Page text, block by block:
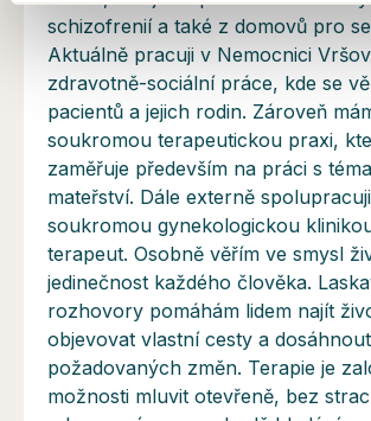
schizofrenií a také z domovů pro
Aktuálně pracuji v Nemocnici
zdravotně-sociální práce, kde se
pacientů a jejich rodin. Zároveň
soukromou terapeutickou praxi,
zaměřuje především na práci s
mateřství. Dále externě
soukromou gynekologickou
terapeut. Osobně věřím ve smysl
jedinečnost každého člověka.
rozhovory pomáhám lidem najít
objevovat vlastní cesty a dosáhnout
požadovaných změn. Terapie je
možnosti mluvit otevřeně, bez